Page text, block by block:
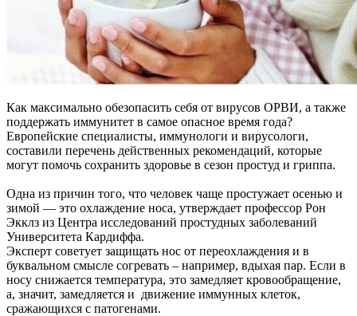
Как максимально обезопасить себя от вирусов ОРВИ, а также
поддержать иммунитет в самое опасное время года?
Европейские специалисты, иммунологи и вирусологи,
составили перечень действенных рекомендаций, которые
могут помочь сохранить здоровье в сезон простуд и гриппа.
Одна из причин того, что человек чаще простужает осенью и
зимой — это охлаждение носа, утверждает профессор Рон
Экклз из Центра исследований простудных заболеваний
Университета Кардиффа.
Эксперт советует защищать нос от переохлаждения и в
буквальном смысле согревать – например, вдыхая пар. Если в
носу снижается температура, это замедляет кровообращение,
а, значит, замедляется и движение иммунных клеток,
сражающихся с патогенами.